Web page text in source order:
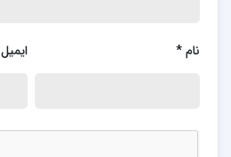
نام* ایمیل